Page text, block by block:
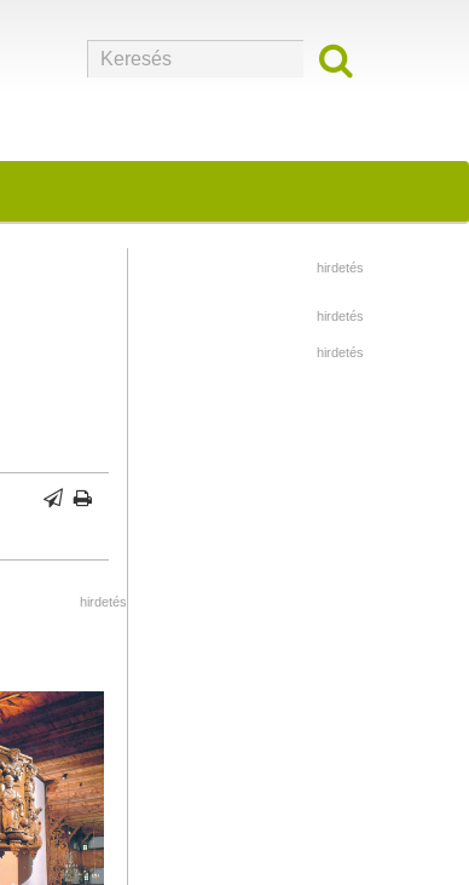
hirdetés
hirdetés
hirdetés
hirdetés